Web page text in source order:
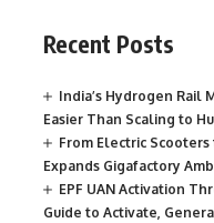
Recent Posts
India’s Hydrogen Rail
Easier Than Scaling to
From Electric
Expands Gigafactory
EPF UAN Activation
Guide to Activate,